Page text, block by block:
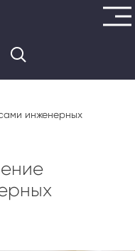
инженерных